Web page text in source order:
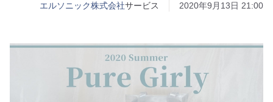
エルソニック株式会社サービス 2020年9月13日 21:00